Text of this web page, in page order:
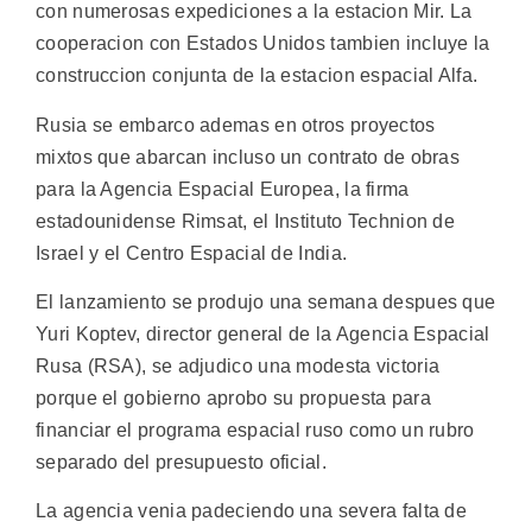
con numerosas expediciones a la estacion Mir. La
cooperacion con Estados Unidos tambien incluye la
construccion conjunta de la estacion espacial Alfa.
Rusia se embarco ademas en otros proyectos
mixtos que abarcan incluso un contrato de obras
para la Agencia Espacial Europea, la firma
estadounidense Rimsat, el Instituto Technion de
Israel y el Centro Espacial de India.
El lanzamiento se produjo una semana despues que
Yuri Koptev, director general de la Agencia Espacial
Rusa (RSA), se adjudico una modesta victoria
porque el gobierno aprobo su propuesta para
financiar el programa espacial ruso como un rubro
separado del presupuesto oficial.
La agencia venia padeciendo una severa falta de